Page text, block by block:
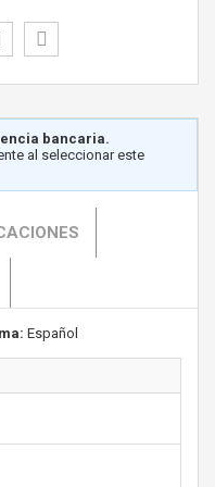
bancaria.
al seleccionar este
Español